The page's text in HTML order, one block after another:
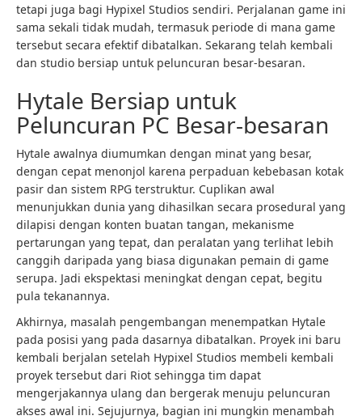
tetapi juga bagi Hypixel Studios sendiri. Perjalanan game ini
sama sekali tidak mudah, termasuk periode di mana game
tersebut secara efektif dibatalkan. Sekarang telah kembali
dan studio bersiap untuk peluncuran besar-besaran.
Hytale Bersiap untuk
Peluncuran PC Besar-besaran
Hytale awalnya diumumkan dengan minat yang besar,
dengan cepat menonjol karena perpaduan kebebasan kotak
pasir dan sistem RPG terstruktur. Cuplikan awal
menunjukkan dunia yang dihasilkan secara prosedural yang
dilapisi dengan konten buatan tangan, mekanisme
pertarungan yang tepat, dan peralatan yang terlihat lebih
canggih daripada yang biasa digunakan pemain di game
serupa. Jadi ekspektasi meningkat dengan cepat, begitu
pula tekanannya.
Akhirnya, masalah pengembangan menempatkan Hytale
pada posisi yang pada dasarnya dibatalkan. Proyek ini baru
kembali berjalan setelah Hypixel Studios membeli kembali
proyek tersebut dari Riot sehingga tim dapat
mengerjakannya ulang dan bergerak menuju peluncuran
akses awal ini. Sejujurnya, bagian ini mungkin menambah